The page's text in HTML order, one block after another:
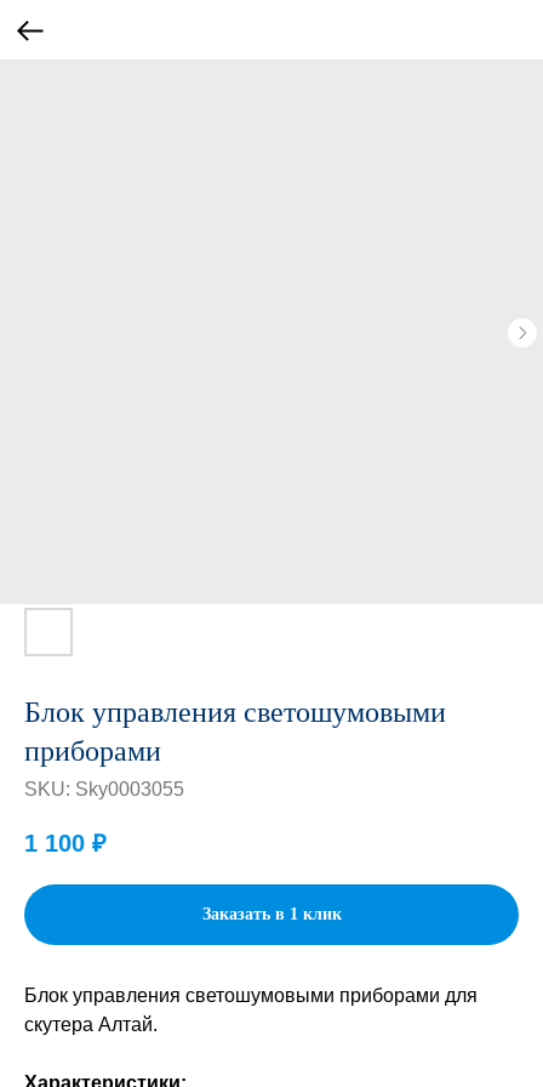
Блок управления светошумовыми
приборами
SKU: Sky0003055
1 100 ₽
Заказать в 1 клик
Блок управления светошумовыми приборами для
скутера Алтай.